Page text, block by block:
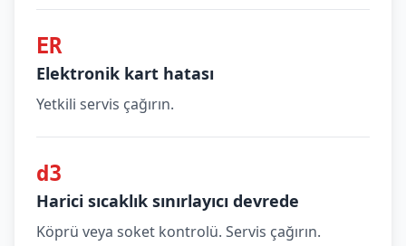
ER
Elektronik kart hatası
Yetkili servis çağırın.
d3
Harici sıcaklık sınırlayıcı devrede
Köprü veya soket kontrolü. Servis çağırın.